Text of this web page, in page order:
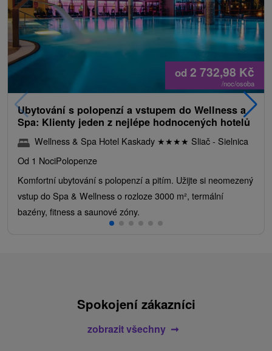
od 2 732,98 Kč
/noc/osoba
Ubytování s polopenzí a vstupem do Wellness a
Spa: Klienty jeden z nejlépe hodnocených hotelů
Wellness & Spa Hotel Kaskady ★★★★ Sliač - Sielnica
Od 1 NociPolopenze
Komfortní ubytování s polopenzí a pitím. Užijte si neomezený
vstup do Spa & Wellness o rozloze 3000 m², termální
bazény, fitness a saunové zóny.
Spokojení zákazníci
zobrazit všechny